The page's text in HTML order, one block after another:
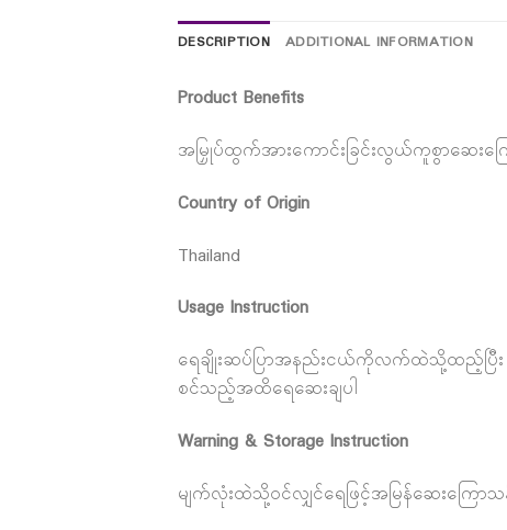
DESCRIPTION ADDITIONAL INFORMATION
Product Benefits
အမြှုပ်ထွက်အားကောင်းခြင်းလွယ်ကူစွာဆေးကြ
Country of Origin
Thailand
Usage Instruction
ရေချိုးဆပ်ပြာအနည်းငယ်ကိုလက်ထဲသို့ထည့်ပြီး
စင်သည့်အထိရေဆေးချပါ
Warning & Storage Instruction
မျက်လုံးထဲသို့ဝင်လျှင်ရေဖြင့်အမြန်ဆေးကြောသ